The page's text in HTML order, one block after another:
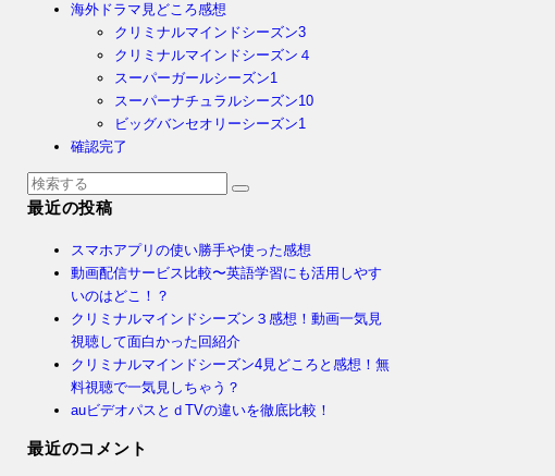
海外ドラマ見どころ感想
クリミナルマインドシーズン3
クリミナルマインドシーズン４
スーパーガールシーズン1
スーパーナチュラルシーズン10
ビッグバンセオリーシーズン1
確認完了
最近の投稿
スマホアプリの使い勝手や使った感想
動画配信サービス比較〜英語学習にも活用しやす
いのはどこ！？
クリミナルマインドシーズン３感想！動画一気見
視聴して面白かった回紹介
クリミナルマインドシーズン4見どころと感想！無
料視聴で一気見しちゃう？
auビデオパスとｄTVの違いを徹底比較！
最近のコメント